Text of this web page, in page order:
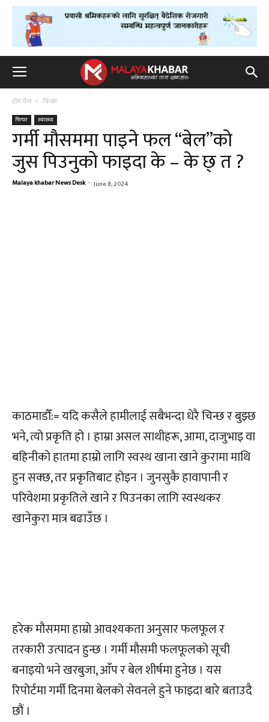
होम पेज फिचर
फिचर स्वास्थ्य
गर्मी मौसममा पाइने फल “बेल”को
जुस पिउनुको फाइदा के – के छ् त ?
Malaya khabar News Desk - June 8, 2024
काठमाडौँ:= यदि कसैले हामीलाई सबैभन्दा धेरै चिन्छ र बुझ्छ
भने, त्यो प्रकृति हो । हाम्रा असल साथीहरू, आमा, दाजुभाइ वा
बहिनीको हातमा हाम्रो लागि स्वस्थ खाना खाने कुरामा माथि
हुन सक्छ, तर प्रकृतिबाट होइन । जुनसुकै हावापानी र
परिवेशमा प्रकृतिले खाने र पिउनका लागि स्वस्थकर
खानेकुरा मात्र बढाउँछ ।
हरेक मौसममा हाम्रो आवश्यकता अनुसार फलफूल र
तरकारी उत्पादन हुन्छ । गर्मी मौसमी फलफूलको सूची
बनाइयो भने खरबुजा, आँप र बेल शीर्षमा हुनेछ । यस
रिपोर्टमा गर्मी दिनमा बेलको सेवनले हुने फाइदा बारे बताउदै
छौं ।